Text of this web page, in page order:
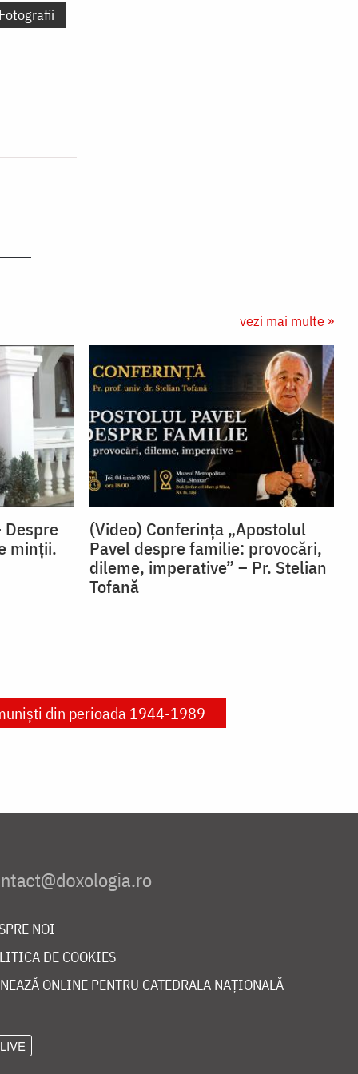
Fotografii
vezi mai multe »
Despre
minții.
(Video) Conferința „Apostolul
Pavel despre familie: provocări,
dileme, imperative” – Pr. Stelian
Tofană
din perioada 1944-1989
NOI
DE COOKIES
ONLINE PENTRU CATEDRALA NAȚIONALĂ
LIVE